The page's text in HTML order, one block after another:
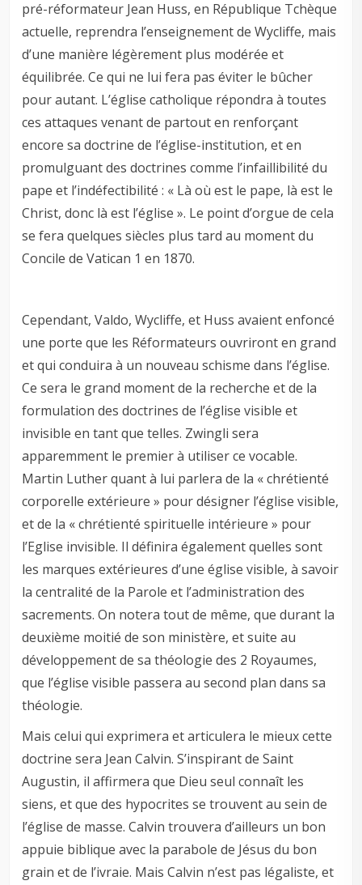
pré-réformateur Jean Huss, en République Tchèque
actuelle, reprendra l’enseignement de Wycliffe, mais
d’une manière légèrement plus modérée et
équilibrée. Ce qui ne lui fera pas éviter le bûcher
pour autant. L’église catholique répondra à toutes
ces attaques venant de partout en renforçant
encore sa doctrine de l’église-institution, et en
promulguant des doctrines comme l’infaillibilité du
pape et l’indéfectibilité : « Là où est le pape, là est le
Christ, donc là est l’église ». Le point d’orgue de cela
se fera quelques siècles plus tard au moment du
Concile de Vatican 1 en 1870.
Cependant, Valdo, Wycliffe, et Huss avaient enfoncé
une porte que les Réformateurs ouvriront en grand
et qui conduira à un nouveau schisme dans l’église.
Ce sera le grand moment de la recherche et de la
formulation des doctrines de l’église visible et
invisible en tant que telles. Zwingli sera
apparemment le premier à utiliser ce vocable.
Martin Luther quant à lui parlera de la « chrétienté
corporelle extérieure » pour désigner l’église visible,
et de la « chrétienté spirituelle intérieure » pour
l’Eglise invisible. Il définira également quelles sont
les marques extérieures d’une église visible, à savoir
la centralité de la Parole et l’administration des
sacrements. On notera tout de même, que durant la
deuxième moitié de son ministère, et suite au
développement de sa théologie des 2 Royaumes,
que l’église visible passera au second plan dans sa
théologie.
Mais celui qui exprimera et articulera le mieux cette
doctrine sera Jean Calvin. S’inspirant de Saint
Augustin, il affirmera que Dieu seul connaît les
siens, et que des hypocrites se trouvent au sein de
l’église de masse. Calvin trouvera d’ailleurs un bon
appuie biblique avec la parabole de Jésus du bon
grain et de l’ivraie. Mais Calvin n’est pas légaliste, et